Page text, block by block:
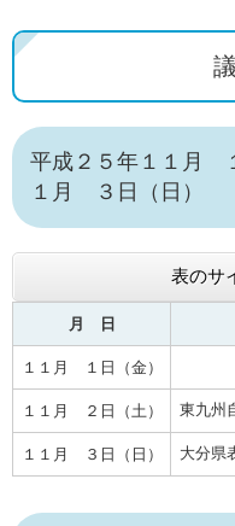
平成２５年１１月
１月 ３日（日）
表のサ
月 日
１１月 １日（金）
１１月 ２日（土） 東九州
１１月 ３日（日） 大分県